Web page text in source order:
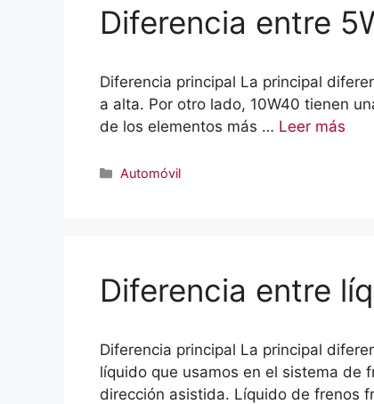
Diferencia entre
Diferencia principal La principal
a alta. Por otro lado, 10W40 tienen
de los elementos más … Leer más
Categorías
Automóvil
Diferencia entre
Diferencia principal La principal
líquido que usamos en el sistema de
dirección asistida. Líquido de frenos